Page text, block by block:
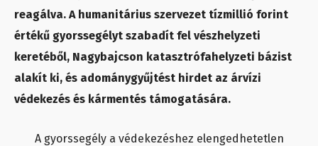
reagálva. A humanitárius szervezet tízmillió forint
értékű gyorssegélyt szabadít fel vészhelyzeti
keretéből, Nagybajcson katasztrófahelyzeti bázist
alakít ki, és adománygyűjtést hirdet az árvízi
védekezés és kármentés támogatására.
A gyorssegély a védekezéshez elengedhetetlen